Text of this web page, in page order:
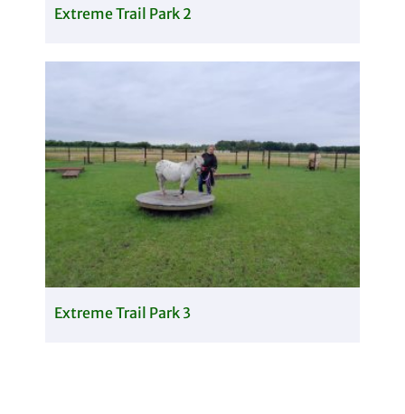
Extreme Trail Park 2
Extreme Trail Park 3